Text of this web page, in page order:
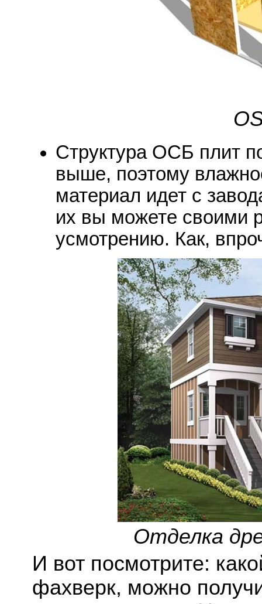
Структура ОСБ плит
выше, поэтому
материал идет с
их вы можете своими
усмотрению. Как,
Отделка
И вот посмотрите:
фахверк, можно